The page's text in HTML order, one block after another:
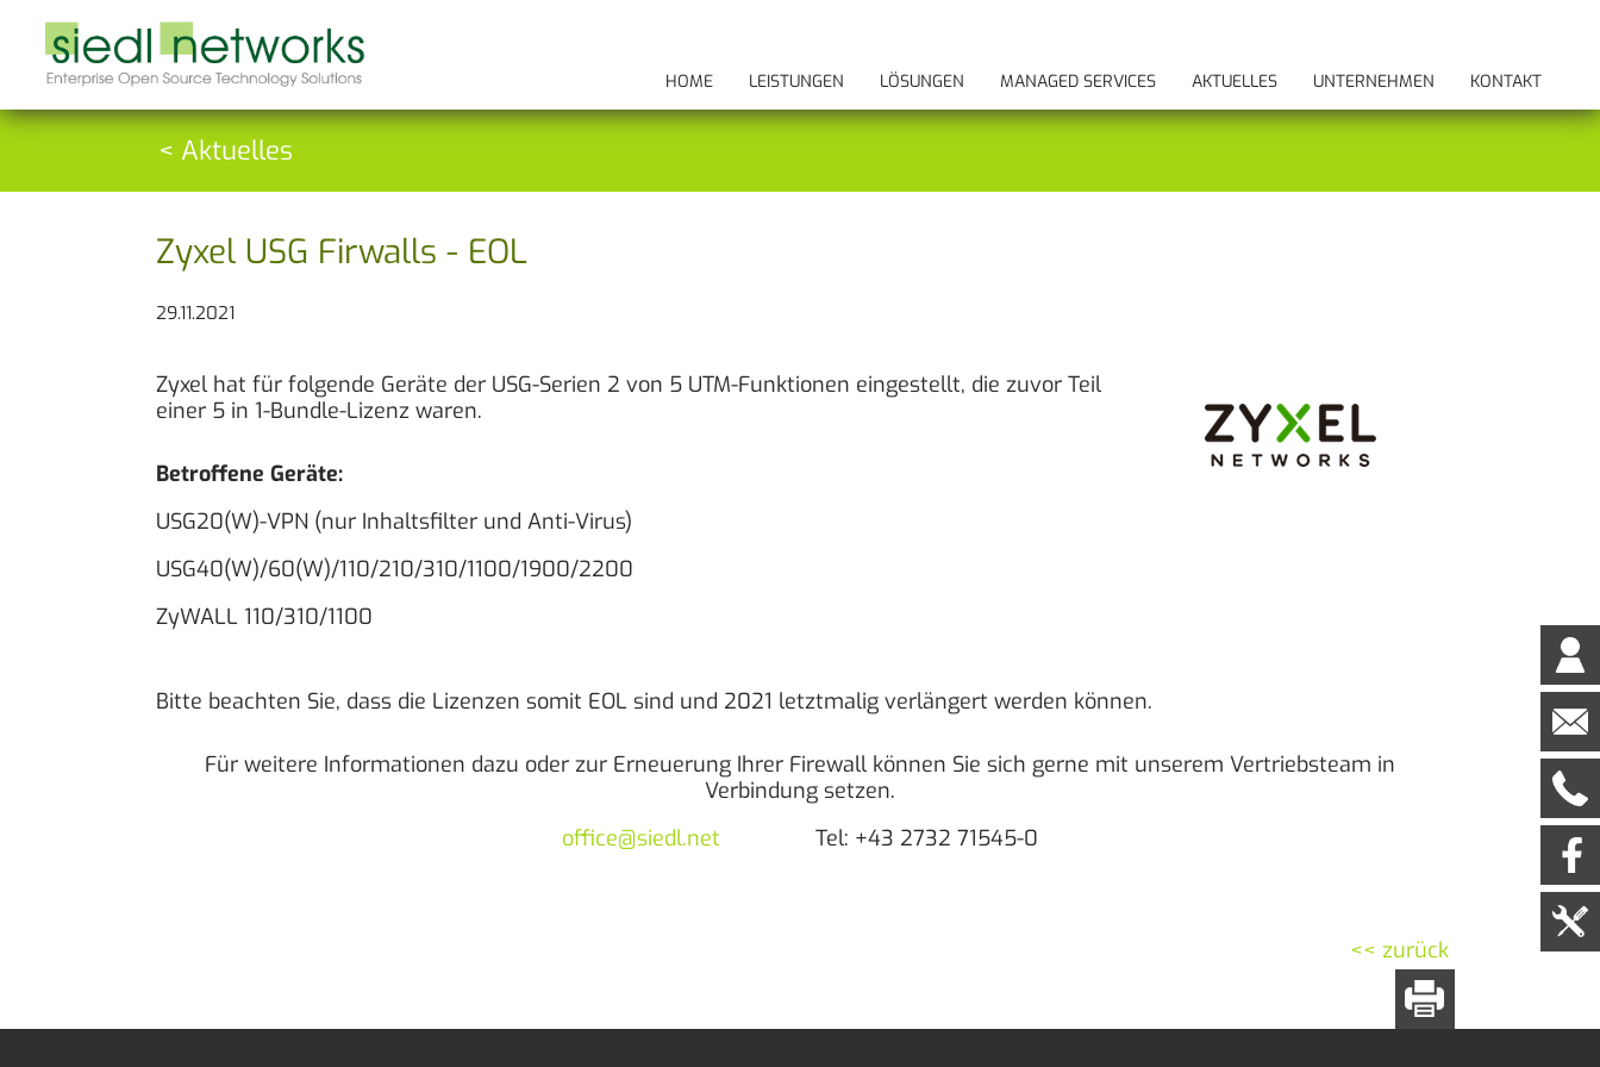
HOME LEISTUNGEN LÖSUNGEN MANAGED SERVICES AKTUELLES UNTERNEHMEN KONTAKT
< Aktuelles
Zyxel USG Firwalls - EOL
29.11.2021
Zyxel hat für folgende Geräte der USG-Serien 2 von 5 UTM-Funktionen eingestellt, die zuvor Teil
einer 5 in 1-Bundle-Lizenz waren.
Betroffene Geräte:
USG20(W)-VPN (nur Inhaltsfilter und Anti-Virus)
USG40(W)/60(W)/110/210/310/1100/1900/2200
ZyWALL 110/310/1100
Bitte beachten Sie, dass die Lizenzen somit EOL sind und 2021 letztmalig verlängert werden können.
Für weitere Informationen dazu oder zur Erneuerung Ihrer Firewall können Sie sich gerne mit unserem Vertriebsteam in
Verbindung setzen.
office@siedl.net Tel: +43 2732 71545-0
<< zurück